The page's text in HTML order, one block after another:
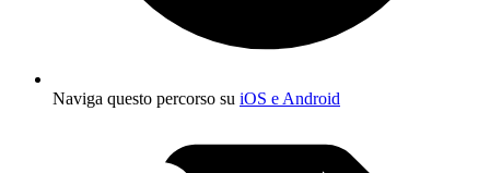
Naviga questo percorso su iOS e Android